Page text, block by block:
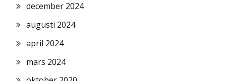
december 2024
augusti 2024
april 2024
mars 2024